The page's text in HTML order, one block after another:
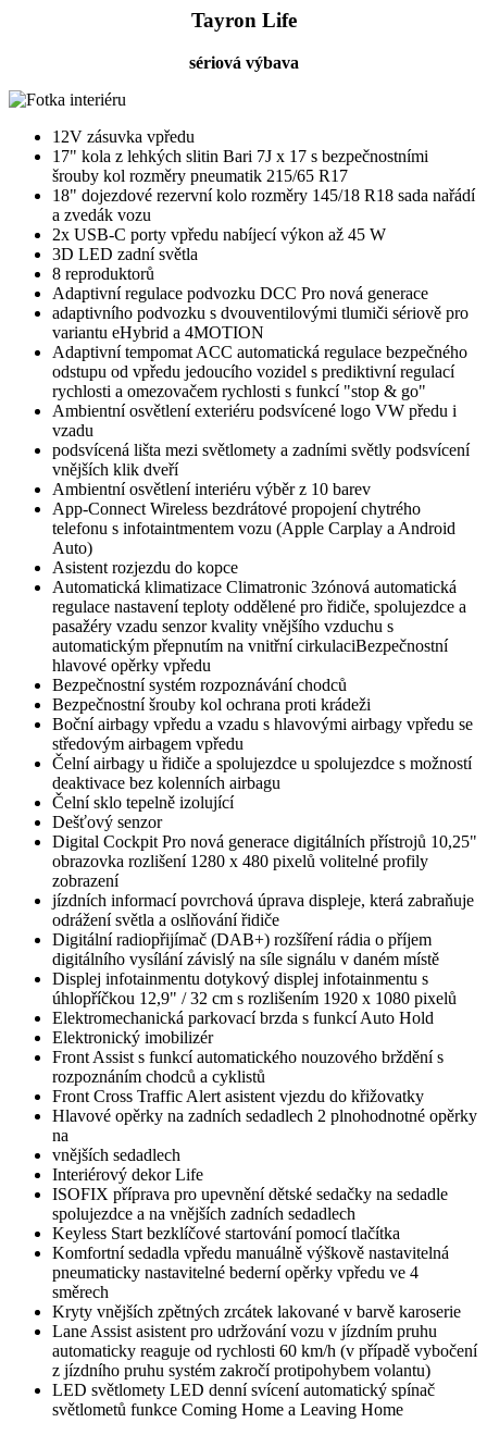
Tayron Life
sériová výbava
12V zásuvka vpředu
17" kola z lehkých slitin Bari 7J x 17 s bezpečnostními
šrouby kol rozměry pneumatik 215/65 R17
18" dojezdové rezervní kolo rozměry 145/18 R18 sada nařádí
a zvedák vozu
2x USB-C porty vpředu nabíjecí výkon až 45 W
3D LED zadní světla
8 reproduktorů
Adaptivní regulace podvozku DCC Pro nová generace
adaptivního podvozku s dvouventilovými tlumiči sériově pro
variantu eHybrid a 4MOTION
Adaptivní tempomat ACC automatická regulace bezpečného
odstupu od vpředu jedoucího vozidel s prediktivní regulací
rychlosti a omezovačem rychlosti s funkcí "stop & go"
Ambientní osvětlení exteriéru podsvícené logo VW předu i
vzadu
podsvícená lišta mezi světlomety a zadními světly podsvícení
vnějších klik dveří
Ambientní osvětlení interiéru výběr z 10 barev
App-Connect Wireless bezdrátové propojení chytrého
telefonu s infotaintmentem vozu (Apple Carplay a Android
Auto)
Asistent rozjezdu do kopce
Automatická klimatizace Climatronic 3zónová automatická
regulace nastavení teploty oddělené pro řidiče, spolujezdce a
pasažéry vzadu senzor kvality vnějšího vzduchu s
automatickým přepnutím na vnitřní cirkulaciBezpečnostní
hlavové opěrky vpředu
Bezpečnostní systém rozpoznávání chodců
Bezpečnostní šrouby kol ochrana proti krádeži
Boční airbagy vpředu a vzadu s hlavovými airbagy vpředu se
středovým airbagem vpředu
Čelní airbagy u řidiče a spolujezdce u spolujezdce s možností
deaktivace bez kolenních airbagu
Čelní sklo tepelně izolující
Dešťový senzor
Digital Cockpit Pro nová generace digitálních přístrojů 10,25"
obrazovka rozlišení 1280 x 480 pixelů volitelné profily
zobrazení
jízdních informací povrchová úprava displeje, která zabraňuje
odrážení světla a oslňování řidiče
Digitální radiopřijímač (DAB+) rozšíření rádia o příjem
digitálního vysílání závislý na síle signálu v daném místě
Displej infotainmentu dotykový displej infotainmentu s
úhlopříčkou 12,9" / 32 cm s rozlišením 1920 x 1080 pixelů
Elektromechanická parkovací brzda s funkcí Auto Hold
Elektronický imobilizér
Front Assist s funkcí automatického nouzového brždění s
rozpoznáním chodců a cyklistů
Front Cross Traffic Alert asistent vjezdu do křižovatky
Hlavové opěrky na zadních sedadlech 2 plnohodnotné opěrky
na
vnějších sedadlech
Interiérový dekor Life
ISOFIX příprava pro upevnění dětské sedačky na sedadle
spolujezdce a na vnějších zadních sedadlech
Keyless Start bezklíčové startování pomocí tlačítka
Komfortní sedadla vpředu manuálně výškově nastavitelná
pneumaticky nastavitelné bederní opěrky vpředu ve 4
směrech
Kryty vnějších zpětných zrcátek lakované v barvě karoserie
Lane Assist asistent pro udržování vozu v jízdním pruhu
automaticky reaguje od rychlosti 60 km/h (v případě vybočení
z jízdního pruhu systém zakročí protipohybem volantu)
LED světlomety LED denní svícení automatický spínač
světlometů funkce Coming Home a Leaving Home